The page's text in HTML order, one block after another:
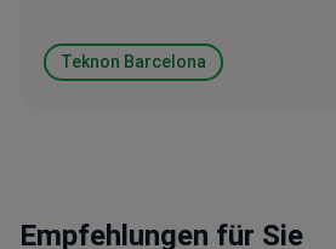
Teknon Barcelona
Empfehlungen für Sie